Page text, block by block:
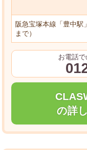
阪急宝塚本線「豊中駅
まで）
お電話
の詳